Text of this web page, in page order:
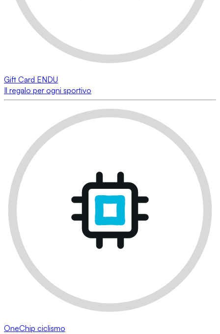
Gift Card ENDU
Il regalo per ogni sportivo
OneChip ciclismo